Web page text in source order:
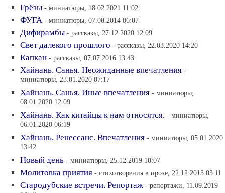
Грёзы - миниатюры, 18.02.2021 11:02
ФУГА - миниатюры, 07.08.2014 06:07
Дифирамбы - рассказы, 27.12.2020 12:09
Свет далекого прошлого - рассказы, 22.03.2020 14:20
Капкан - рассказы, 07.07.2016 13:43
Хайнань. Санья. Неожиданные впечатления -
миниатюры, 23.01.2020 07:17
Хайнань. Санья. Иные впечатления - миниатюры,
08.01.2020 12:09
Хайнань. Как китайцы к нам относятся. - миниатюры,
06.01.2020 06:19
Хайнань. Ренессанс. Впечатления - миниатюры, 05.01.2020
13:42
Новый день - миниатюры, 25.12.2019 10:07
Молитовка приятия - стихотворения в прозе, 22.12.2013 03:11
Стародубские встречи. Репортаж - репортажи, 11.09.2019